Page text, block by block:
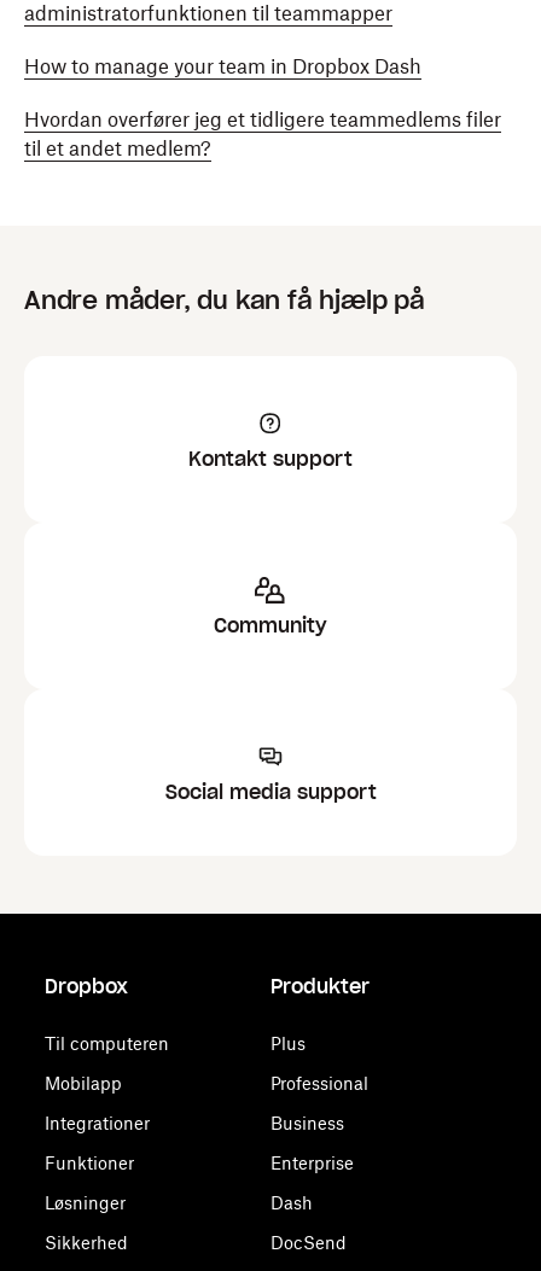
administratorfunktionen til teammapper
How to manage your team in Dropbox Dash
Hvordan overfører jeg et tidligere teammedlems filer
til et andet medlem?
Andre måder, du kan få hjælp på
Kontakt support
Community
Social media support
Dropbox
Til computeren
Mobilapp
Integrationer
Funktioner
Løsninger
Sikkerhed
Produkter
Plus
Professional
Business
Enterprise
Dash
DocSend